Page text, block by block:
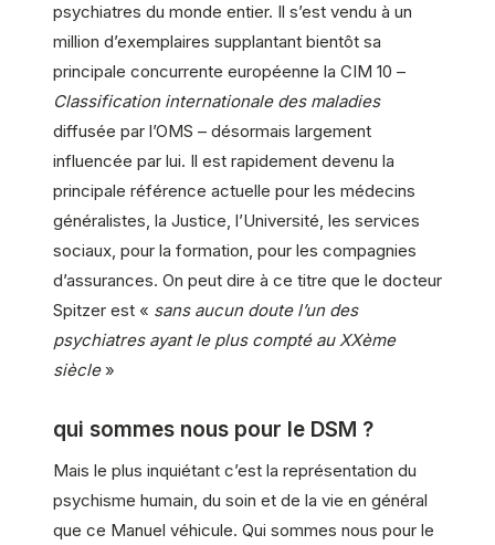
psychiatres du monde entier. Il s’est vendu à un
million d’exemplaires supplantant bientôt sa
principale concurrente européenne la CIM 10 –
Classification internationale des maladies
diffusée par l’OMS – désormais largement
influencée par lui. Il est rapidement devenu la
principale référence actuelle pour les médecins
généralistes, la Justice, l’Université, les services
sociaux, pour la formation, pour les compagnies
d’assurances. On peut dire à ce titre que le docteur
Spitzer est « sans aucun doute l’un des
psychiatres ayant le plus compté au XXème
siècle»
qui sommes nous pour le DSM ?
Mais le plus inquiétant c’est la représentation du
psychisme humain, du soin et de la vie en général
que ce Manuel véhicule. Qui sommes nous pour le